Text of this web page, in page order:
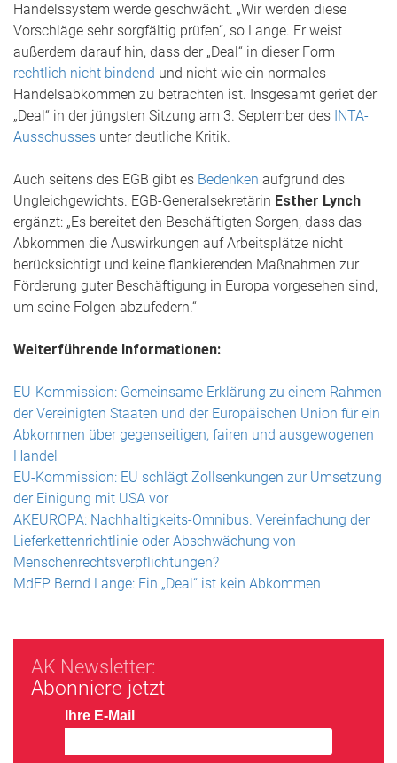
Handelssystem werde geschwächt. „Wir werden diese
Vorschläge sehr sorgfältig prüfen“, so Lange. Er weist
außerdem darauf hin, dass der „Deal“ in dieser Form
rechtlich nicht bindend und nicht wie ein normales
Handelsabkommen zu betrachten ist. Insgesamt geriet der
„Deal“ in der jüngsten Sitzung am 3. September des INTA-
Ausschusses unter deutliche Kritik.
Auch seitens des EGB gibt es Bedenken aufgrund des
Ungleichgewichts. EGB-Generalsekretärin Esther Lynch
ergänzt: „Es bereitet den Beschäftigten Sorgen, dass das
Abkommen die Auswirkungen auf Arbeitsplätze nicht
berücksichtigt und keine flankierenden Maßnahmen zur
Förderung guter Beschäftigung in Europa vorgesehen sind,
um seine Folgen abzufedern.“
Weiterführende Informationen:
EU-Kommission: Gemeinsame Erklärung zu einem Rahmen
der Vereinigten Staaten und der Europäischen Union für ein
Abkommen über gegenseitigen, fairen und ausgewogenen
Handel
EU-Kommission: EU schlägt Zollsenkungen zur Umsetzung
der Einigung mit USA vor
AKEUROPA: Nachhaltigkeits-Omnibus. Vereinfachung der
Lieferkettenrichtlinie oder Abschwächung von
Menschenrechtsverpflichtungen?
MdEP Bernd Lange: Ein „Deal“ ist kein Abkommen
AK Newsletter:
Abonniere jetzt
Ihre E-Mail